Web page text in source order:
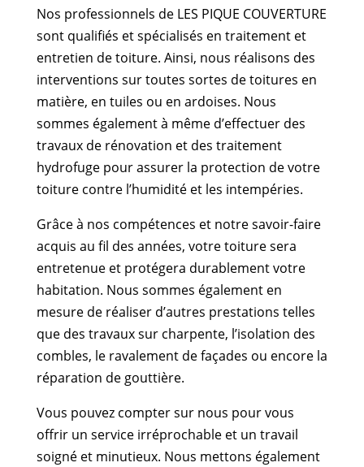
Nos professionnels de LES PIQUE COUVERTURE
sont qualifiés et spécialisés en traitement et
entretien de toiture. Ainsi, nous réalisons des
interventions sur toutes sortes de toitures en
matière, en tuiles ou en ardoises. Nous
sommes également à même d’effectuer des
travaux de rénovation et des traitement
hydrofuge pour assurer la protection de votre
toiture contre l’humidité et les intempéries.
Grâce à nos compétences et notre savoir-faire
acquis au fil des années, votre toiture sera
entretenue et protégera durablement votre
habitation. Nous sommes également en
mesure de réaliser d’autres prestations telles
que des travaux sur charpente, l’isolation des
combles, le ravalement de façades ou encore la
réparation de gouttière.
Vous pouvez compter sur nous pour vous
offrir un service irréprochable et un travail
soigné et minutieux. Nous mettons également